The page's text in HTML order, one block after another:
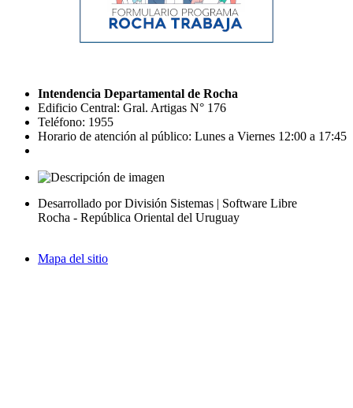
Intendencia Departamental de Rocha
Edificio Central: Gral. Artigas N° 176
Teléfono: 1955
Horario de atención al público: Lunes a Viernes 12:00 a 17:45
Desarrollado por División Sistemas | Software Libre
Rocha - República Oriental del Uruguay
Mapa del sitio